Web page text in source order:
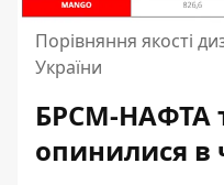
Порівняння якості
України
БРСМ-НАФТА
опинилися в